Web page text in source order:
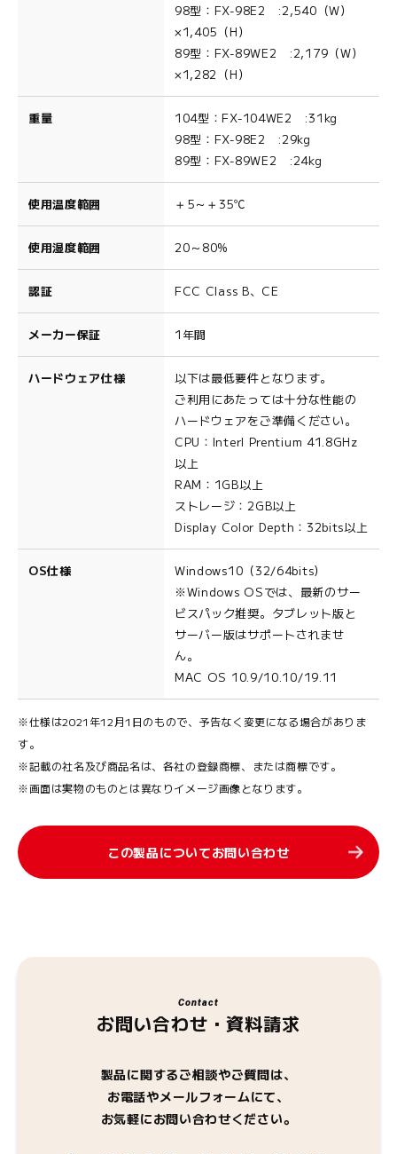
98型：FX-98E2 :2,540（W）
×1,405（H）
89型：FX-89WE2 :2,179（W）
×1,282（H）
重量
104型：FX-104WE2 :31kg
98型：FX-98E2 :29kg
89型：FX-89WE2 :24kg
使用温度範囲 ＋5～＋35℃
使用湿度範囲 20～80%
認証 FCC Class B、CE
メーカー保証 1年間
ハードウェア仕様
以下は最低要件となります。
ご利用にあたっては十分な性能の
ハードウェアをご準備ください。
CPU：Interl Prentium 41.8GHz
以上
RAM：1GB以上
ストレージ：2GB以上
Display Color Depth：32bits以上
OS仕様
Windows10（32/64bits）
※Windows OSでは、最新のサー
ビスパック推奨。タブレット版と
サーバー版はサポートされませ
ん。
MAC OS 10.9/10.10/19.11
※仕様は2021年12月1日のもので、予告なく変更になる場合がありま
す。
※記載の社名及び商品名は、各社の登録商標、または商標です。
※画面は実物のものとは異なりイメージ画像となります。
この製品についてお問い合わせ
Contact
お問い合わせ・資料請求
製品に関するご相談やご質問は、
お電話やメールフォームにて、
お気軽にお問い合わせください。